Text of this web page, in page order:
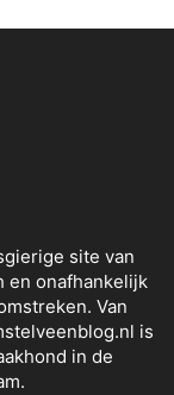
site van
en onafhankelijk
Van
is
in de